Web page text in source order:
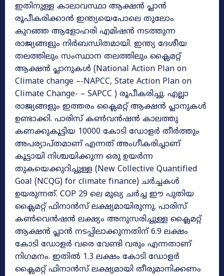
ഇതിനുള്ള കാലാവസ്ഥാ ആക്ഷൻ പ്ലാൻ
രൂപീകരിക്കാൻ ഇന്ത്യയെപോലെ തുലോം
കുറഞ്ഞ ആളോഹരി എമിഷൻ നടത്തുന്ന
രാജ്യങ്ങളും നിർബന്ധിതമായി. ഇന്ത്യ ദേശീയ
തലത്തിലും സംസ്ഥാന തലത്തിലും ക്ലൈമറ്റ്
ആക്ഷൻ പ്ലാനുകൾ (National Action Plan on
Climate change –-NAPCC, State Action Plan on
Climate Change- – SAPCC ) രൂപീകരിച്ചു. എല്ലാ
രാജ്യങ്ങളും ഇത്തരം ക്ലൈമറ്റ് ആക്ഷൻ പ്ലാനുകൾ
ഉണ്ടാക്കി. പാരിസ് കൺവൻഷൻ കാലത്തു
കണക്കുകൂട്ടിയ 10000 കോടി ഡോളർ തീർത്തും
അപര്യാപ്തമാണ് എന്നത് അംഗീകരിച്ചാണ്
കൂട്ടായി നിശ്ചയിക്കുന്ന ഒരു ഉയർന്ന
തുകയെക്കുറിച്ചുള്ള (New Collective Quantified
Goal (NCQG) for climate finance) ചർച്ചകൾ
ഉയരുന്നത്. COP 29 ലെ മുഖ്യ ചർച്ച ഈ പുതിയ
ക്ലൈമറ്റ് ഫിനാൻസ് ലക്ഷ്യമായിരുന്നു. പാരിസ്
കൺവെൻഷൻ ലക്ഷ്യം അനുസരിച്ചുള്ള ക്ലൈമറ്റ്
ആക്ഷൻ പ്ലാൻ നടപ്പിലാക്കുന്നതിന് 6.9 ലക്ഷം
കോടി ഡോളർ വരെ വേണ്ടി വരും എന്നതാണ്
നിഗമനം. ഇതിൽ 1.3 ലക്ഷം കോടി ഡോളർ
ക്ലൈമറ്റ് ഫിനാൻസ് ലക്ഷ്യമായി തീരുമാനിക്കണം